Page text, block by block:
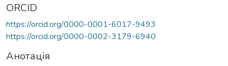
ORCID
https://orcid.org/0000-0001-6017-9493
https://orcid.org/0000-0002-3179-6940
Анотація